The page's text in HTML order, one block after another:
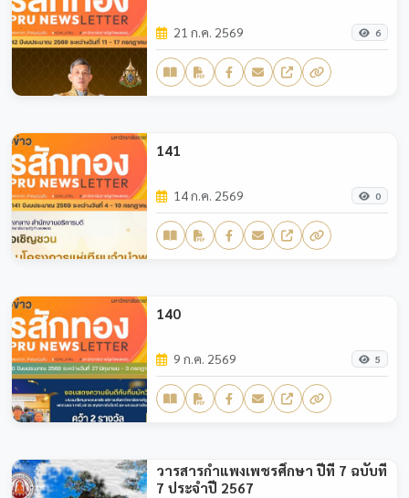
21 ก.ค. 2569 6
141
14 ก.ค. 2569 0
140
9 ก.ค. 2569 5
วารสารกำแพงเพชรศึกษา ปีที่ 7 ฉบับที่
7 ประจำปี 2567